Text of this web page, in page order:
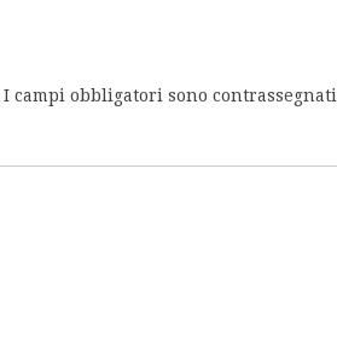
I campi obbligatori sono contrassegnati